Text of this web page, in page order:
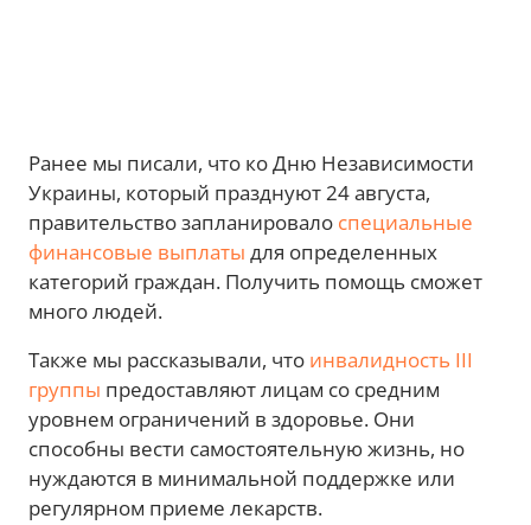
Ранее мы писали, что ко Дню Независимости
Украины, который празднуют 24 августа,
правительство запланировало специальные
финансовые выплаты для определенных
категорий граждан. Получить помощь сможет
много людей.
Также мы рассказывали, что инвалидность III
группы предоставляют лицам со средним
уровнем ограничений в здоровье. Они
способны вести самостоятельную жизнь, но
нуждаются в минимальной поддержке или
регулярном приеме лекарств.